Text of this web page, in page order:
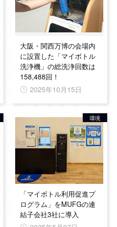
大阪・関西万博の会場内
に設置した「マイボトル
洗浄機」の総洗浄回数は
158,488回！
2025年10月15日
環境
「マイボトル利用促進プ
ログラム」をMUFGの連
結子会社3社に導入